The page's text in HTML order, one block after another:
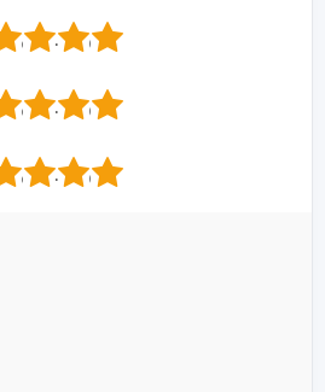
5
4
3
5
4
3
5
4
3